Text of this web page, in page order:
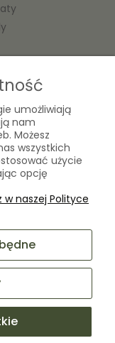
Zielarza Sp. z
o.o.
Kopernika 10A
Mazowiecki
umożliwiają
nam
Możesz
wszystkich
użycie
opcję
naszej Polityce